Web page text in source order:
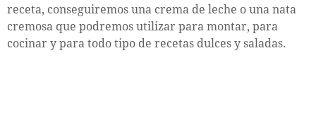
receta, conseguiremos una crema de leche o una nata
cremosa que podremos utilizar para montar, para
cocinar y para todo tipo de recetas dulces y saladas.